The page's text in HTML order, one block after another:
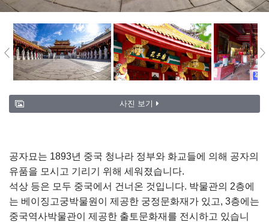
사진 보기
공자묘는 1893년 중국 청나라 정부와 화교들에 의해 공자의
유품을 모시고 기리기 위해 세워졌습니다.
석상 등은 모두 중국에서 건너온 것입니다. 박물관의 2층에
는 베이징고궁박물원이 제공한 궁정문화재가 있고, 3층에는
중국역사박물관이 제공한 출토문화재를 전시하고 있습니